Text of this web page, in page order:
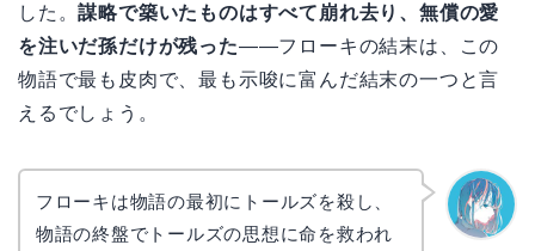
した。謀略で築いたものはすべて崩れ去り、無償の愛
を注いだ孫だけが残った——フローキの結末は、この
物語で最も皮肉で、最も示唆に富んだ結末の一つと言
えるでしょう。
フローキは物語の最初にトールズを殺し、
物語の終盤でトールズの思想に命を救われ